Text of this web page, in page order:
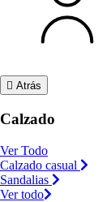
Atrás
Calzado
Ver Todo
Calzado casual
Sandalias
Ver todo